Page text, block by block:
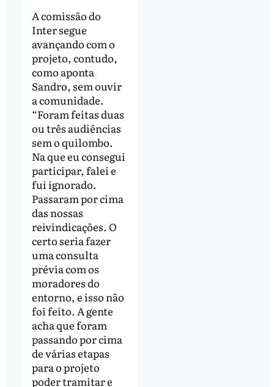
A comissão do
Inter segue
avançando com o
projeto, contudo,
como aponta
Sandro, sem ouvir
a comunidade.
“Foram feitas duas
ou três audiências
sem o quilombo.
Na que eu consegui
participar, falei e
fui ignorado.
Passaram por cima
das nossas
reivindicações. O
certo seria fazer
uma consulta
prévia com os
moradores do
entorno, e isso não
foi feito. A gente
acha que foram
passando por cima
de várias etapas
para o projeto
poder tramitar e